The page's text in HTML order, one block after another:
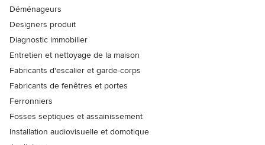
Déménageurs
Designers produit
Diagnostic immobilier
Entretien et nettoyage de la maison
Fabricants d'escalier et garde-corps
Fabricants de fenêtres et portes
Ferronniers
Fosses septiques et assainissement
Installation audiovisuelle et domotique